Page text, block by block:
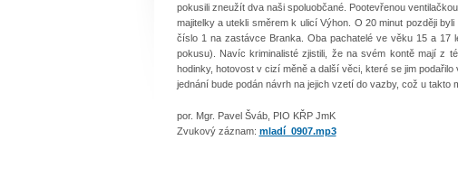
pokusili zneužít dva naši spoluobčané. Pootevřenou
majitelky a utekli směrem k ulicí Výhon. O 20 minut později
číslo 1 na zastávce Branka. Oba pachatelé ve věku 15 a
pokusu). Navíc kriminalisté zjistili, že na svém kontě mají z
hodinky, hotovost v cizí měně a další věci, které se jim
jednání bude podán návrh na jejich vzetí do vazby, což u takto
por. Mgr. Pavel Šváb, PIO KŘP JmK
Zvukový záznam: mladí_0907.mp3